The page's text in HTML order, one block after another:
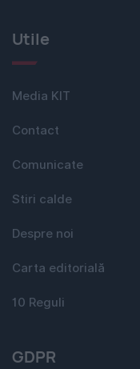
Utile
Media KIT
Contact
Comunicate
Stiri calde
Despre noi
Carta editorială
10 Reguli
GDPR